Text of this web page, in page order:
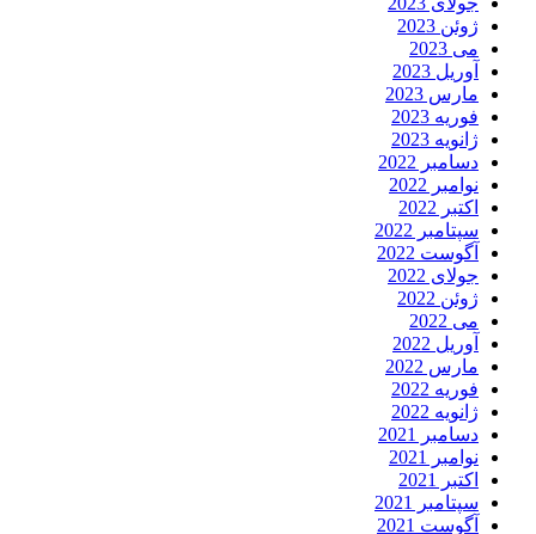
ژوئن 2023
می 2023
آوریل 2023
مارس 2023
فوریه 2023
ژانویه 2023
دسامبر 2022
نوامبر 2022
اکتبر 2022
سپتامبر 2022
آگوست 2022
جولای 2022
ژوئن 2022
می 2022
آوریل 2022
مارس 2022
فوریه 2022
ژانویه 2022
دسامبر 2021
نوامبر 2021
اکتبر 2021
سپتامبر 2021
آگوست 2021